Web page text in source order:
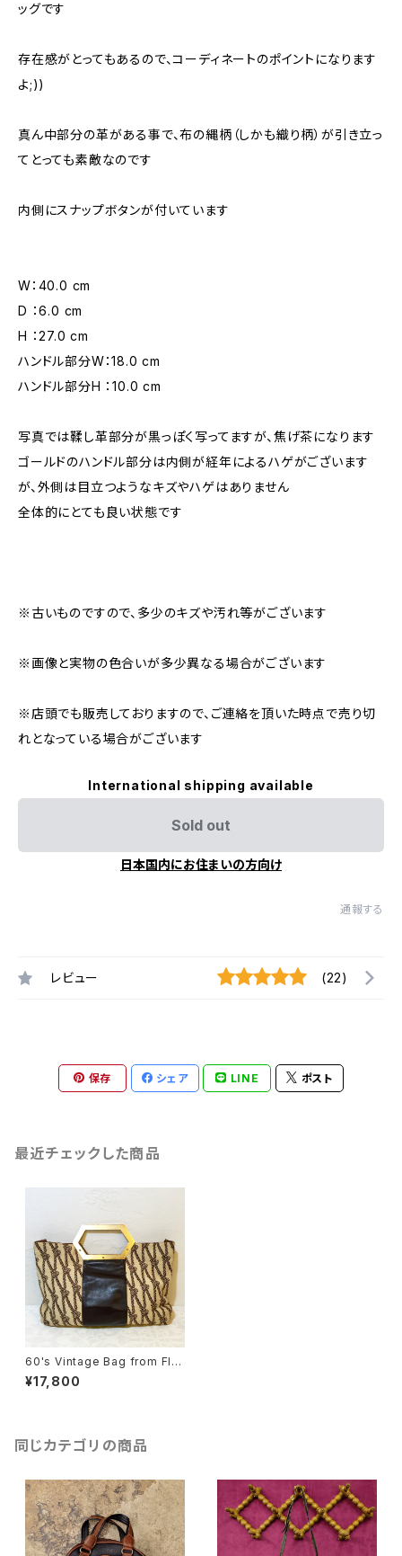
ッグです
存在感がとってもあるので、コーディネートのポイントになります
よ;))
真ん中部分の革がある事で、布の縄柄（しかも織り柄）が引き立っ
てとっても素敵なのです
内側にスナップボタンが付いています
W：40.0 cm
D ：6.0 cm
H ：27.0 cm
ハンドル部分W：18.0 cm
ハンドル部分H ：10.0 cm
写真では鞣し革部分が黒っぽく写ってますが、焦げ茶になります
ゴールドのハンドル部分は内側が経年によるハゲがございます
が、外側は目立つようなキズやハゲはありません
全体的にとても良い状態です
※古いものですので、多少のキズや汚れ等がございます
※画像と実物の色合いが多少異なる場合がございます
※店頭でも販売しておりますので、ご連絡を頂いた時点で売り切
れとなっている場合がございます
International shipping available
Sold out
日本国内にお住まいの方向け
通報する
レビュー (22)
保存 シェア LINE ポスト
最近チェックした商品
60's Vintage Bag from FIR
ENZE [BAV-4]
¥17,800
同じカテゴリの商品